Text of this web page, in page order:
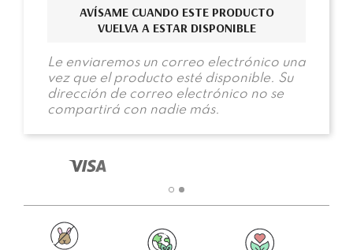
AVÍSAME CUANDO ESTE PRODUCTO
VUELVA A ESTAR DISPONIBLE
Le enviaremos un correo electrónico una
vez que el producto esté disponible. Su
dirección de correo electrónico no se
compartirá con nadie más.